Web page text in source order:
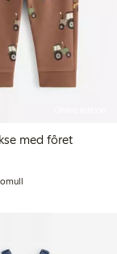
med fôret
kr